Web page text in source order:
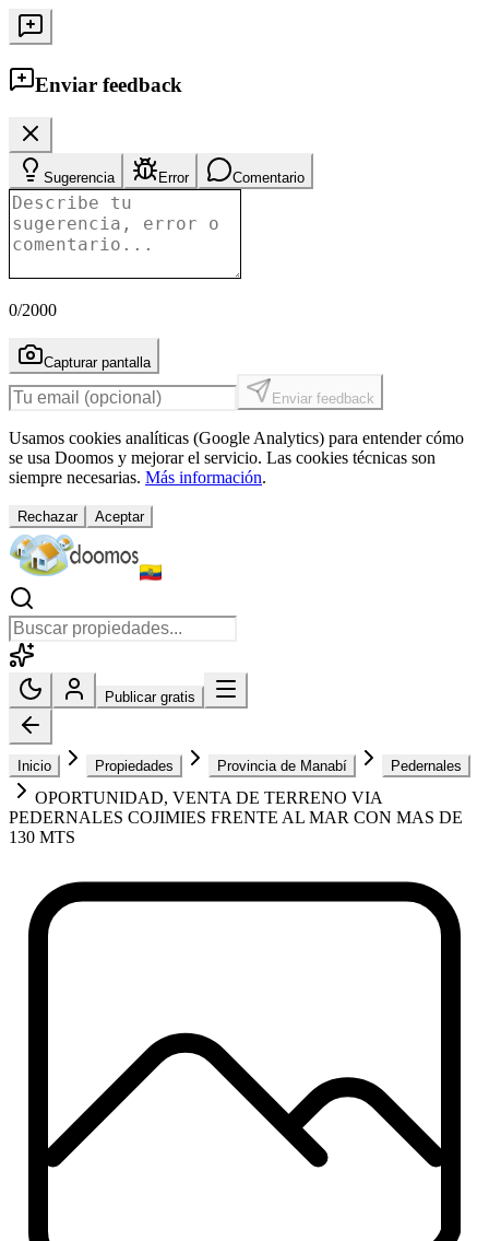
Enviar feedback
Sugerencia Error Comentario
0/2000
Capturar pantalla
Enviar feedback
Usamos cookies analíticas (Google Analytics) para entender cómo
se usa Doomos y mejorar el servicio. Las cookies técnicas son
siempre necesarias. Más información.
Rechazar Aceptar
Publicar gratis
Inicio Propiedades Provincia de Manabí Pedernales
OPORTUNIDAD, VENTA DE TERRENO VIA
PEDERNALES COJIMIES FRENTE AL MAR CON MAS DE
130 MTS